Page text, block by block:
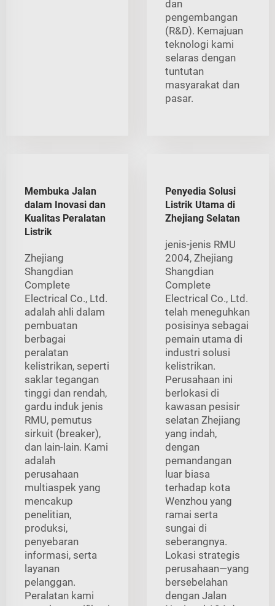
dan
pengembangan
(R&D). Kemajuan
teknologi kami
selaras dengan
tuntutan
masyarakat dan
pasar.
Membuka Jalan
dalam Inovasi dan
Kualitas Peralatan
Listrik
Zhejiang
Shangdian
Complete
Electrical Co., Ltd.
adalah ahli dalam
pembuatan
berbagai
peralatan
kelistrikan, seperti
saklar tegangan
tinggi dan rendah,
gardu induk jenis
RMU, pemutus
sirkuit (breaker),
dan lain-lain. Kami
adalah
perusahaan
multiaspek yang
mencakup
penelitian,
produksi,
penyebaran
informasi, serta
layanan
pelanggan.
Peralatan kami
Penyedia Solusi
Listrik Utama di
Zhejiang Selatan
jenis-jenis RMU
2004, Zhejiang
Shangdian
Complete
Electrical Co., Ltd.
telah meneguhkan
posisinya sebagai
pemain utama di
industri solusi
kelistrikan.
Perusahaan ini
berlokasi di
kawasan pesisir
selatan Zhejiang
yang indah,
dengan
pemandangan
luar biasa
terhadap kota
Wenzhou yang
ramai serta
sungai di
seberangnya.
Lokasi strategis
perusahaan—yang
bersebelahan
dengan Jalan